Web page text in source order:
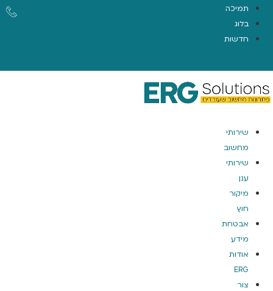
תמיכה
בלוג
חדשות
שירותי
מחשוב
שירותי
ענן
מיקור
חוץ
אבטחת
מידע
אודות
ERG
צור